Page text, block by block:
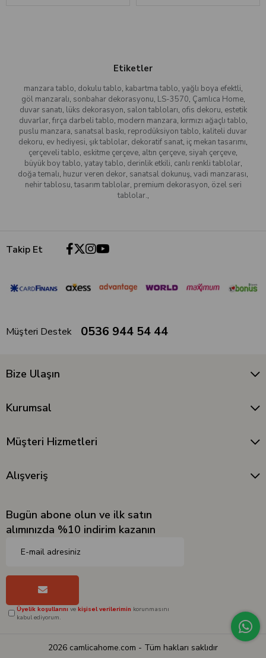
Etiketler
manzara tablo, dokulu tablo, kabartma tablo, yağlı boya efektli,
göl manzaralı, sonbahar dekorasyonu, LS-3570, Çamlıca Home,
duvar sanatı, lüks dekorasyon, salon tabloları, ofis dekoru, estetik
duvarlar,fırça darbeli tablo, modern manzara, kırmızı ağaçlı tablo,
puslu manzara, sanatsal baskı, reprodüksiyon tablo, kaliteli duvar
dekoru, ev hediyesi, şık tablolar, dekoratif sanat, iç mekan tasarımı,
çerçeveli tablo, eskitme çerçeve, altın çerçeve, siyah çerçeve,
büyük boy tablo, yatay tablo, derinlik etkili, canlı renkli tablolar,
doğa temalı, huzur veren dekor, sanatsal dokunuş, vadi manzarası,
nehir tablosu,tasarım tablolar, premium dekorasyon, özel seri
tablolar.,
Takip Et
Müşteri Destek 0536 944 54 44
Bize Ulaşın
Kurumsal
Müşteri Hizmetleri
Alışveriş
Bugün abone olun ve ilk satın
alımınızda %10 indirim kazanın
Üyelik koşullarını ve kişisel verilerimin korunmasını
kabul ediyorum.
2026 camlicahome.com - Tüm hakları saklıdır